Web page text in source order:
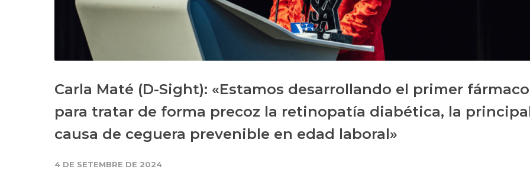
Carla Maté (D-Sight): «Estamos desarrollando el primer fármaco
para tratar de forma precoz la retinopatía diabética, la
causa de ceguera prevenible en edad laboral»
4 DE SETEMBRE DE 2024